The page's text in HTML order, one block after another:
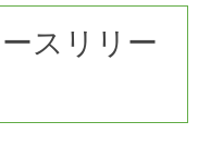
スリリー